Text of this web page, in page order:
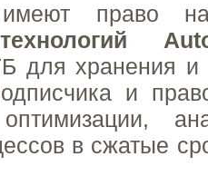
право на
для хранения
и
оптимизации,
в сжатые